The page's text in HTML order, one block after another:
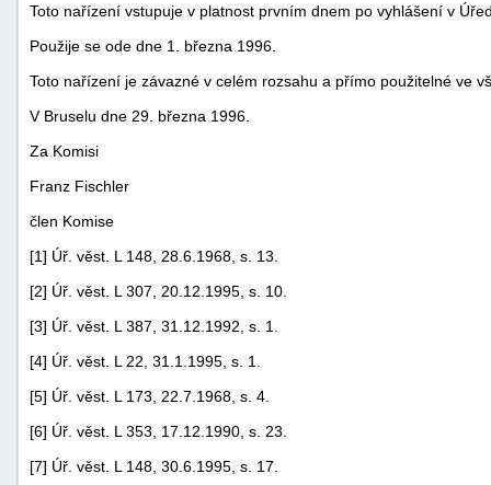
Toto nařízení vstupuje v platnost prvním dnem po vyhlášení v
Použije se ode dne 1. března 1996.
Toto nařízení je závazné v celém rozsahu a přímo použitelné ve
V Bruselu dne 29. března 1996.
Za Komisi
Franz Fischler
člen Komise
[1] Úř. věst. L 148, 28.6.1968, s. 13.
[2] Úř. věst. L 307, 20.12.1995, s. 10.
[3] Úř. věst. L 387, 31.12.1992, s. 1.
[4] Úř. věst. L 22, 31.1.1995, s. 1.
[5] Úř. věst. L 173, 22.7.1968, s. 4.
[6] Úř. věst. L 353, 17.12.1990, s. 23.
[7] Úř. věst. L 148, 30.6.1995, s. 17.